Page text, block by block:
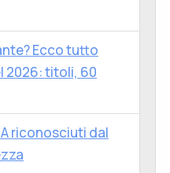
Ecco tutto
2026: titoli, 60
riconosciuti dal